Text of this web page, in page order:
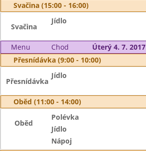
Svačina (15:00 - 16:00)
Svačina
Jídlo
Menu Chod
Úterý 4. 7. 2017
Přesnídávka (9:00 - 10:00)
Přesnídávka
Jídlo
Oběd (11:00 - 14:00)
Oběd
Polévka
Jídlo
Nápoj